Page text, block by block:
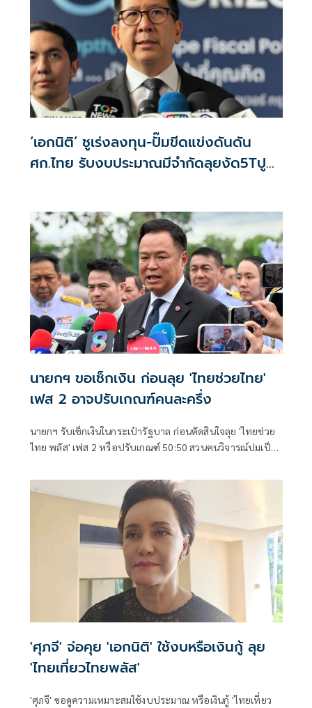
‘เอกนิติ’ ชูเร่งลงทุน-ปั๊มขีดแข่งดันดัน
ศก.ไทย รับงบประมาณมีจำกัดลุยงัด5Tปู
นายกฯ ขอเช็กเงิน ก่อนลุย 'ไทยช่วยไทย'
เฟส 2 อาจปรับเกณฑ์คนละครึ่ง
นายกฯ รับเช็กเงินในกระเป๋ารัฐบาล ก่อนตัดสินใจลุย 'ไทยช่วย
ไทย พลัส' เฟส 2 หรือปรับเกณฑ์ 50:50 สวนคนวิจารณ์ปมเป็น
แข็งแรง
'ศุภจี' จ่อคุย 'เอกนิติ' ใช้งบหรือเงินกู้ ลุย
'ไทยเที่ยวไทยพลัส'
'ศุภจี' ขอดูความเหมาะสมใช้งบประมาณ หรือเงินกู้ 'ไทยเที่ยว